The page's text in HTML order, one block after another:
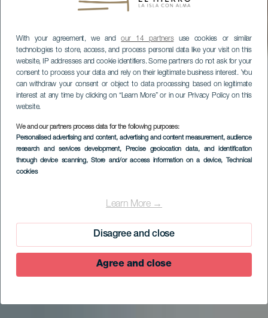
With your agreement, we andour 14 partnersuse cookies or similar
technologies to store, access, and process personal data like your visit on this
website, IP addresses and cookie identifiers. Some partners do not ask for your
consent to process your data and rely on their legitimate business interest. You
can withdraw your consent or object to data processing based on legitimate
interest at any time by clicking on “Learn More” or in our Privacy Policy on this
website.
We and our partners process data for the following purposes:
Personalised advertising and content, advertising and content measurement, audience
research and services development, Precise geolocation data, and identification
through device scanning, Store and/or access information on a device, Technical
cookies
Learn More →
Disagree and close
Agree and close